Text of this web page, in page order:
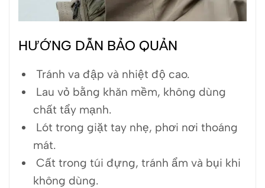
HƯỚNG DẪN BẢO QUẢN
Tránh va đập và nhiệt độ cao.
Lau vỏ bằng khăn mềm, không dùng
chất tẩy mạnh.
Lót trong giặt tay nhẹ, phơi nơi thoáng
mát.
Cất trong túi đựng, tránh ẩm và bụi khi
không dùng.